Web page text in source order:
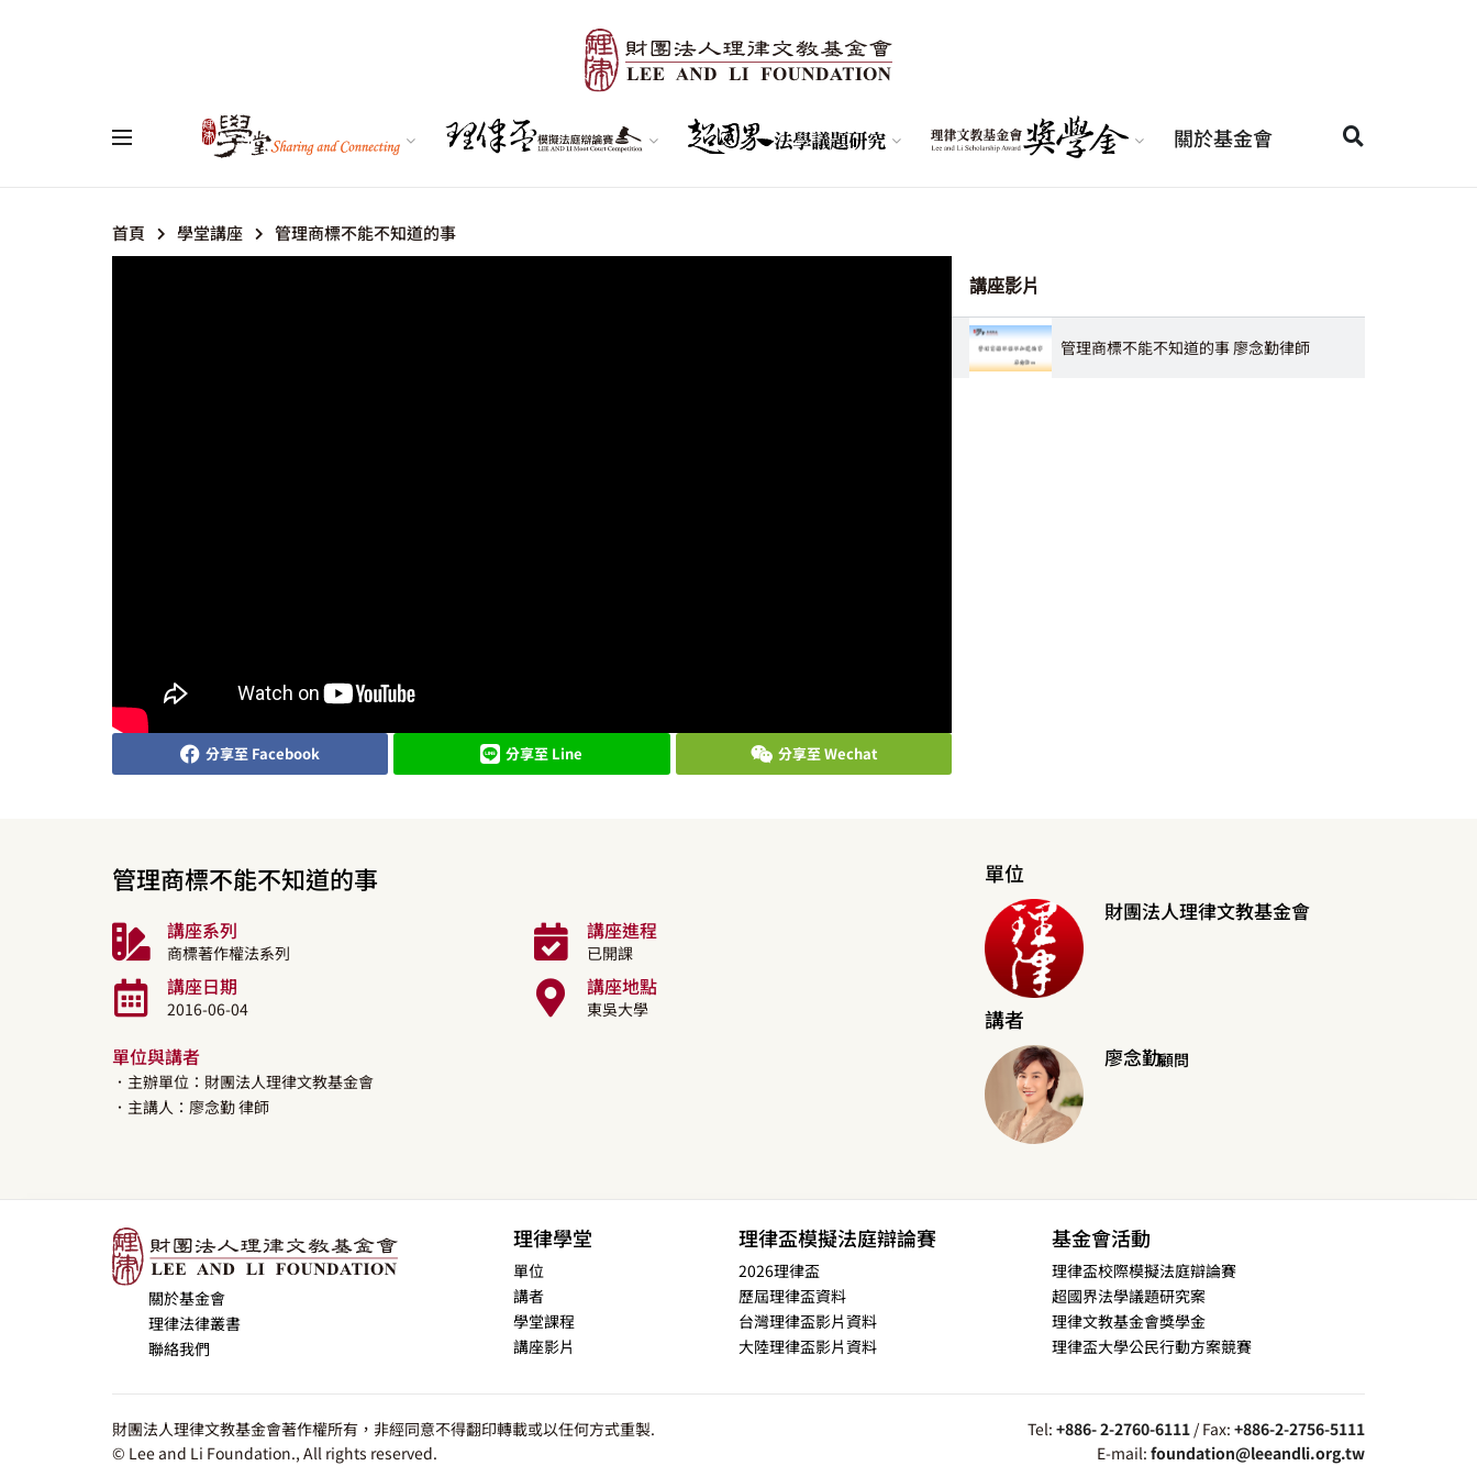
關於基金會
首頁 學堂講座 管理商標不能不知道的事
講座影片
管理商標不能不知道的事 廖念勤律師
分享至 Facebook 分享至 Line 分享至 Wechat
管理商標不能不知道的事
講座系列
商標著作權法系列
講座進程
已開課
講座日期
2016-06-04
講座地點
東吳大學
單位與講者
．主辦單位：財團法人理律文教基金會
．主講人： 廖念勤律師
單位
財團法人理律文教基金會
講者
廖念勤顧問
關於基金會
理律法律叢書
聯絡我們
理律學堂
單位
講者
學堂課程
講座影片
理律盃模擬法庭辯論賽
2026理律盃
歷屆理律盃資料
台灣理律盃影片資料
大陸理律盃影片資料
基金會活動
理律盃校際模擬法庭辯論賽
超國界法學議題研究案
理律文教基金會獎學金
理律盃大學公民行動方案競賽
財團法人理律文教基金會著作權所有，非經同意不得翻印轉載或以任何方式重製.
© Lee and Li Foundation., All rights reserved.
Tel: +886- 2-2760-6111 / Fax: +886-2-2756-5111
E-mail: foundation@leeandli.org.tw